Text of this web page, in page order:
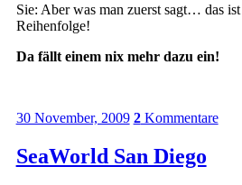
Sie: Aber was man zuerst sagt… das
Reihenfolge!
Da fällt einem nix mehr dazu ein!
30 November, 2009 2Kommentare
SeaWorld San Diego